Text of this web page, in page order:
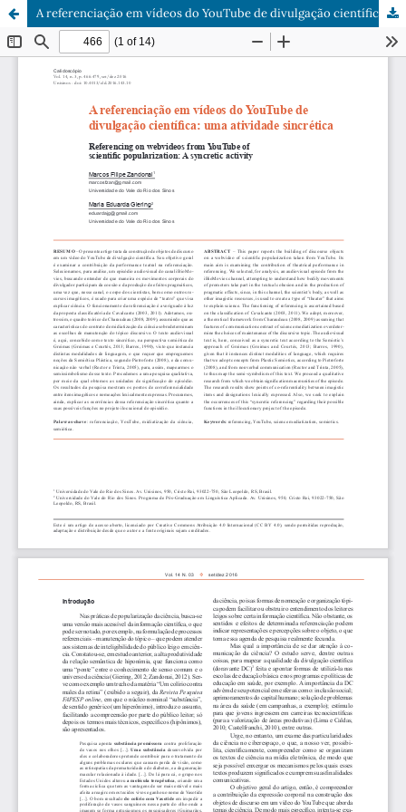
A referenciação em vídeos do YouTube de divulgação científica: uma atividade sincrética